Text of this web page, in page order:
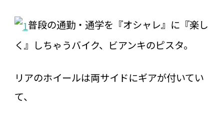
普段の通勤・通学を『オシャレ』に『楽し
く』しちゃうバイク、ビアンキのピスタ。
リアのホイールは両サイドにギアが付いてい
て、